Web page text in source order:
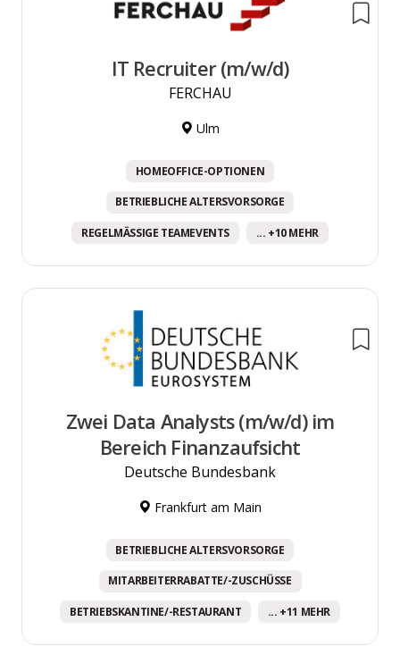
IT Recruiter (m/w/d)
FERCHAU
Ulm
HOMEOFFICE-OPTIONEN
BETRIEBLICHE ALTERSVORSORGE
REGELMÄSSIGE TEAMEVENTS ... +10 MEHR
Zwei Data Analysts (m/w/d) im
Bereich Finanzaufsicht
Deutsche Bundesbank
Frankfurt am Main
BETRIEBLICHE ALTERSVORSORGE
MITARBEITERRABATTE/-ZUSCHÜSSE
BETRIEBSKANTINE/-RESTAURANT ... +11 MEHR